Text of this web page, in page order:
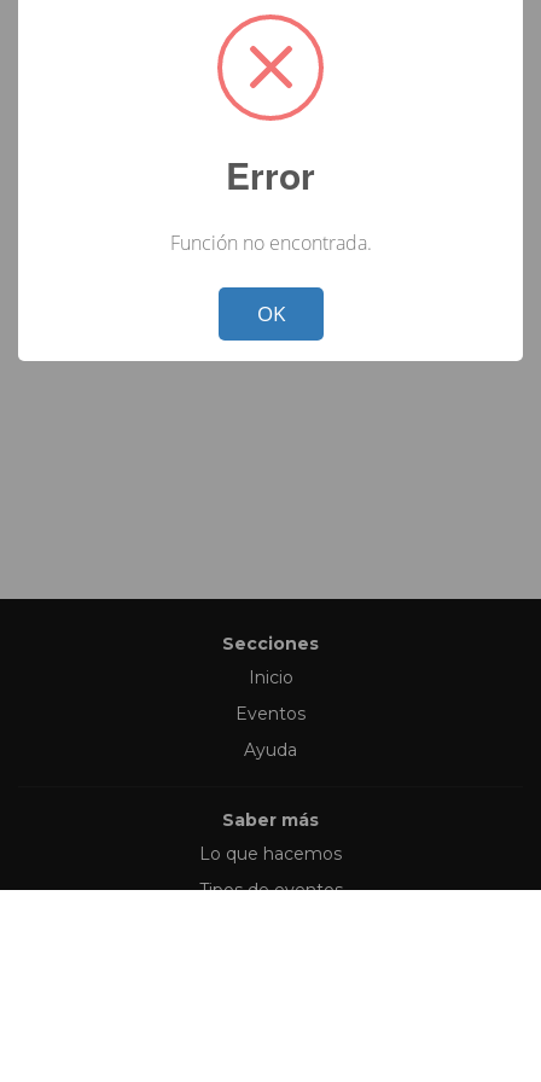
Secciones
Inicio
Eventos
Ayuda
Saber más
Lo que hacemos
Tipos de eventos
Error
Función no encontrada.
! Not valid!
OK